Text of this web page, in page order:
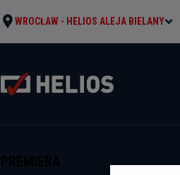
WROCŁAW - HELIOS ALEJA BIELANY